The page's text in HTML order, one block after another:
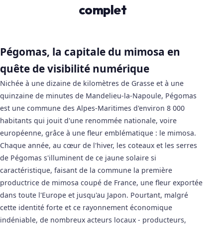
complet
Pégomas, la capitale du mimosa en
quête de visibilité numérique
Nichée à une dizaine de kilomètres de Grasse et à une
quinzaine de minutes de Mandelieu-la-Napoule, Pégomas
est une commune des Alpes-Maritimes d'environ 8 000
habitants qui jouit d'une renommée nationale, voire
européenne, grâce à une fleur emblématique : le mimosa.
Chaque année, au cœur de l'hiver, les coteaux et les serres
de Pégomas s'illuminent de ce jaune solaire si
caractéristique, faisant de la commune la première
productrice de mimosa coupé de France, une fleur exportée
dans toute l'Europe et jusqu'au Japon. Pourtant, malgré
cette identité forte et ce rayonnement économique
indéniable, de nombreux acteurs locaux - producteurs,